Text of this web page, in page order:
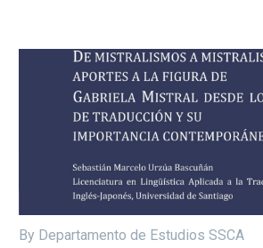
By Departamento de Estudios SSCA